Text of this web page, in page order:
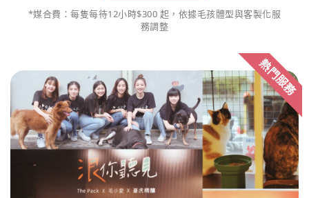
*媒合費：每隻每待12小時$300 起，依據毛孩體型與客製化服
務調整
熱門服務